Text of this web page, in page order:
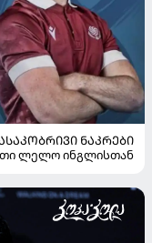
ᲜᲐᲙᲠᲔᲑᲘ
ლელო ინგლისთან